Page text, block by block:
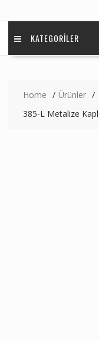
KATEGORILER
Home
Ürünler
385-L Metalize